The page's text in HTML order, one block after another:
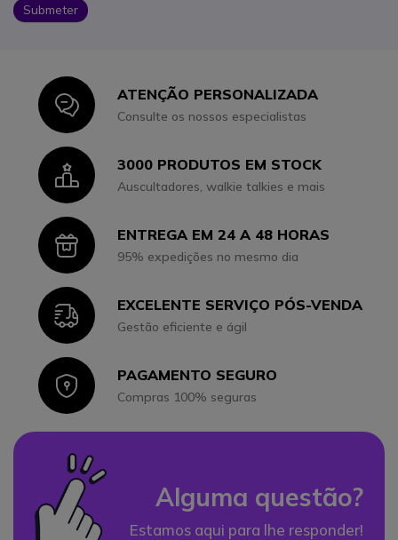
Submeter
IconATENÇÃO PERSONALIZADA
Consulte os nossos especialistas
Icon3000 PRODUTOS EM STOCK
Auscultadores, walkie talkies e mais
IconENTREGA EM 24 A 48 HORAS
95% expedições no mesmo dia
IconEXCELENTE SERVIÇO PÓS-VENDA
Gestão eficiente e ágil
IconPAGAMENTO SEGURO
Compras 100% seguras
Alguma questão?
Estamos aqui para lhe responder!